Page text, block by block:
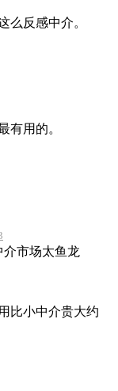
么反感中介。
有用的。
市场太鱼龙
比小中介贵大约